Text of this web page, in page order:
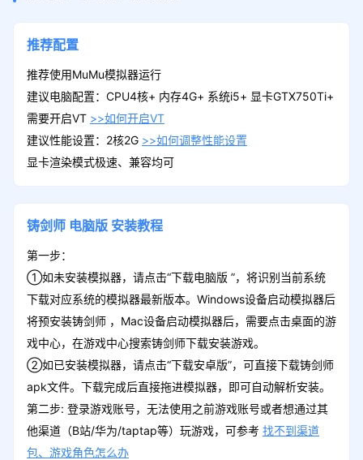
推荐配置
推荐使用MuMu模拟器运行
建议电脑配置：CPU4核+ 内存4G+ 系统i5+ 显卡GTX750Ti+
需要开启VT >>如何开启VT
建议性能设置：2核2G >>如何调整性能设置
显卡渲染模式极速、兼容均可
铸剑师 电脑版 安装教程
第一步：
①如未安装模拟器，请点击“下载电脑版 ”，将识别当前系统
下载对应系统的模拟器最新版本。Windows设备启动模拟器后
将预安装铸剑师 ，Mac设备启动模拟器后，需要点击桌面的游
戏中心，在游戏中心搜索铸剑师下载安装游戏。
②如已安装模拟器，请点击“下载安卓版”，可直接下载铸剑师
apk文件。下载完成后直接拖进模拟器，即可自动解析安装。
第二步: 登录游戏账号，无法使用之前游戏账号或者想通过其
他渠道（B站/华为/taptap等）玩游戏，可参考 找不到渠道
包、游戏角色怎么办